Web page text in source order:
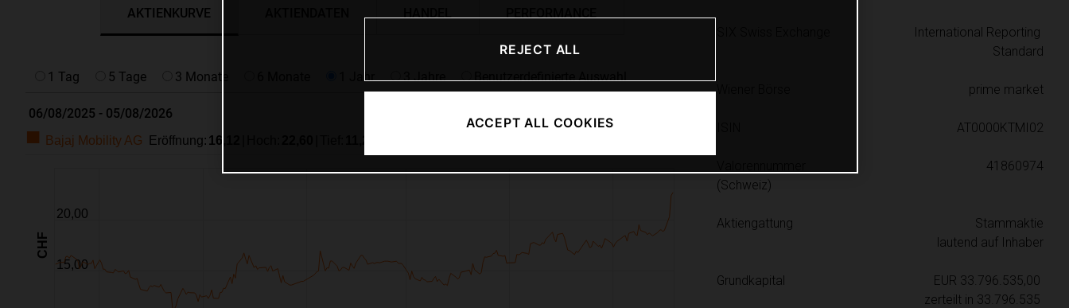
International Reporting
Standard
prime market
AT0000KTMI02
(Schweiz)
41860974
Aktiengattung
Stammaktie
lautend auf Inhaber
Grundkapital
EUR 33.796.535,00
zerteilt in 33.796.535
REJECT ALL
ACCEPT ALL COOKIES